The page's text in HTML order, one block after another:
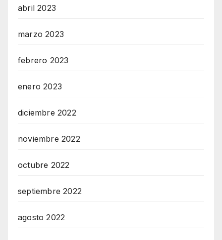
abril 2023
marzo 2023
febrero 2023
enero 2023
diciembre 2022
noviembre 2022
octubre 2022
septiembre 2022
agosto 2022